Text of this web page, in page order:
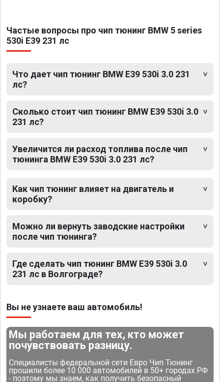
Частые вопросы про чип тюнинг BMW 5 series
530i E39 231 лс
Что дает чип тюнинг BMW E39 530i 3.0 231
лс?
Сколько стоит чип тюнинг BMW E39 530i 3.0
231 лс?
Увеличится ли расход топлива после чип
тюнинга BMW E39 530i 3.0 231 лс?
Как чип тюнинг влияет на двигатель и
коробку?
Можно ли вернуть заводские настройки
после чип тюнинга?
Где сделать чип тюнинг BMW E39 530i 3.0
231 лс в Волгограде?
Вы не узнаете ваш автомобиль!
Мы работаем для тех, кто может
почувствовать разницу.
Специалисты федеральной сети Евро Чип Тюнинг
прошили более 10 000 автомобилей в 50+ городах РФ
- поэтому мы знаем, как получить безопасный